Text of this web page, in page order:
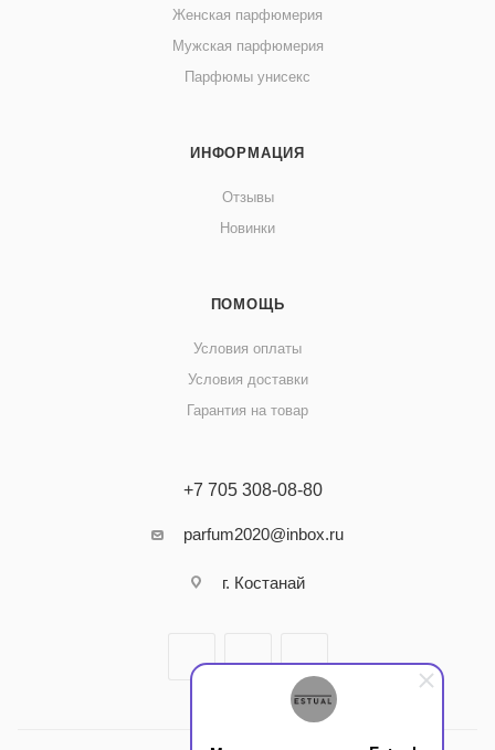
Женская парфюмерия
Мужская парфюмерия
Парфюмы унисекс
ИНФОРМАЦИЯ
Отзывы
Новинки
ПОМОЩЬ
Условия оплаты
Условия доставки
Гарантия на товар
+7 705 308-08-80
parfum2020@inbox.ru
г. Костанай